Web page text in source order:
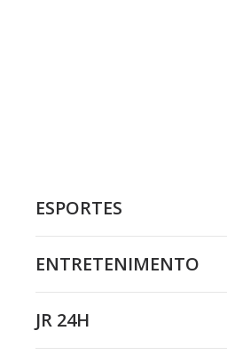
ESPORTES
ENTRETENIMENTO
JR 24H